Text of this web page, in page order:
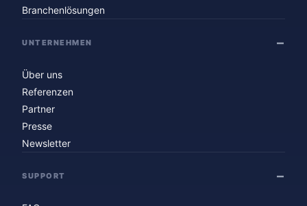
Branchenlösungen
UNTERNEHMEN
Über uns
Referenzen
Partner
Presse
Newsletter
SUPPORT